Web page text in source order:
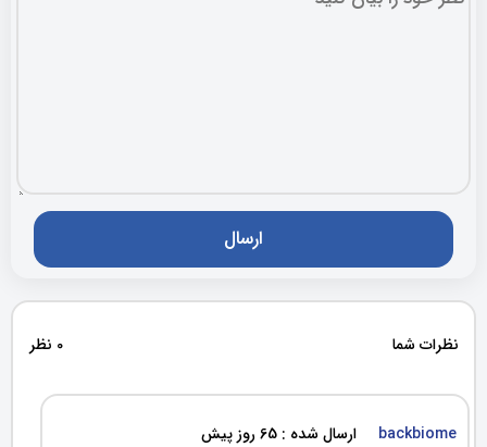
نظرات شما 0 نظر
backbiome ارسال شده : 65 روز پیش